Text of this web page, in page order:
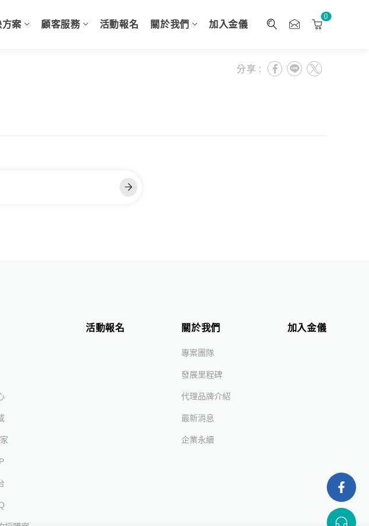
案 顧客服務 活動報名 關於我們 加入金儀
0
分享 :
活動報名 關於我們
專案團隊
發展里程碑
代理品牌介紹
最新消息
企業永續
加入金儀